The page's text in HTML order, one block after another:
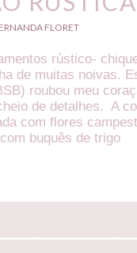
FLORET
rústico-
de muitas noivas.
roubou meu
de detalhes. A
com flores
buquês de trigo